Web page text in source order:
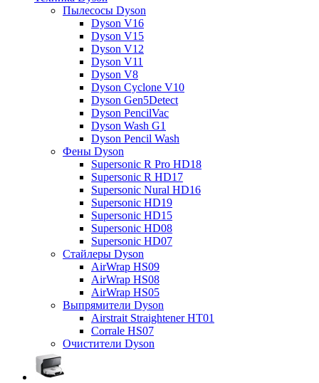
Пылесосы Dyson
Dyson V16
Dyson V15
Dyson V12
Dyson V11
Dyson V8
Dyson Cyclone V10
Dyson Gen5Detect
Dyson PencilVac
Dyson Wash G1
Dyson Pencil Wash
Фены Dyson
Supersonic R Pro HD18
Supersonic R HD17
Supersonic Nural HD16
Supersonic HD19
Supersonic HD15
Supersonic HD08
Supersonic HD07
Стайлеры Dyson
AirWrap HS09
AirWrap HS08
AirWrap HS05
Выпрямители Dyson
Airstrait Straightener HT01
Corrale HS07
Очистители Dyson